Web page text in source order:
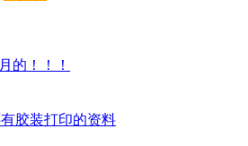
的！！！
胶装打印的资料